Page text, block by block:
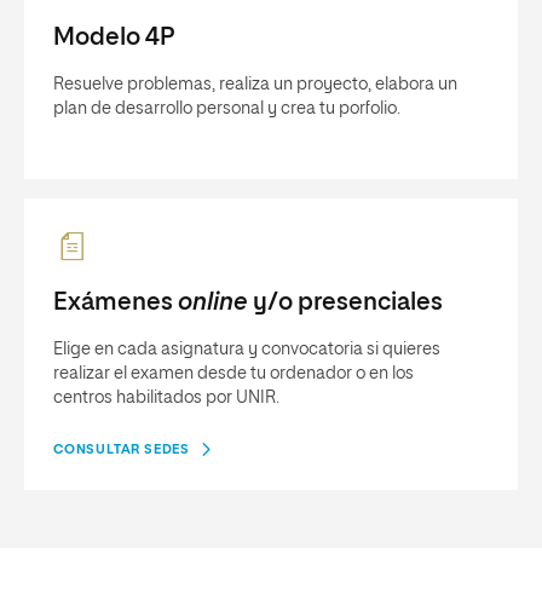
Modelo 4P
Resuelve problemas, realiza un proyecto, elabora un
plan de desarrollo personal y crea tu porfolio.
Exámenes online y/o presenciales
Elige en cada asignatura y convocatoria si quieres
realizar el examen desde tu ordenador o en los
centros habilitados por UNIR.
CONSULTAR SEDES